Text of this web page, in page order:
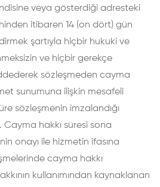
veya gösterdiği adresteki
itibaren 14 (on dört) gün
şartıyla hiçbir hukuki ve
ve hiçbir gerekçe
sözleşmeden cayma
sunumuna ilişkin mesafeli
sözleşmenin imzalandığı
hakkı süresi sona
onayı ile hizmetin ifasına
cayma hakkı
kullanımından kaynaklanan